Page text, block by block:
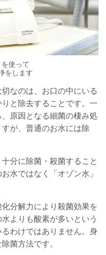
を使って
をします
なのは、お口の中にいる
と除去することです。一
原因となる細菌の棲み処
が、普通のお水には除
分に除菌・殺菌すること
水ではなく「オゾン水」
分解力により殺菌効果を
よりも酸素が多いという
わけではありません。身
菌方法です。